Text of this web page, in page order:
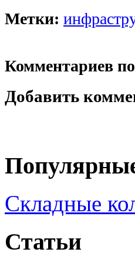
Метки:
Комментариев
Добавить
Складные
Статьи